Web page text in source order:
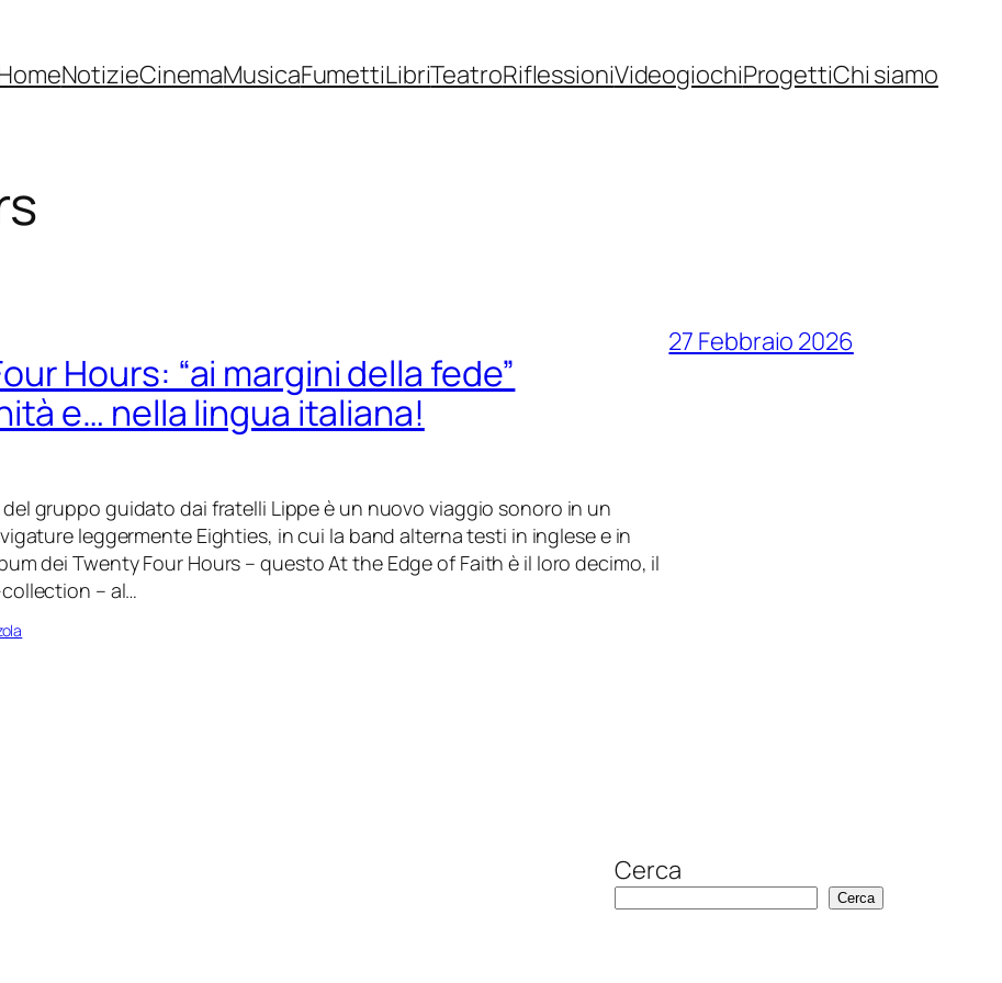
NotizieCinemaMusicaFumettiLibriTeatroRiflessioniVideogiochiProgettiChi siamo
Hours: “ai margini della fede”
e… nella lingua italiana!
gruppo guidato dai fratelli Lippe è un nuovo viaggio sonoro in un
leggermente Eighties, in cui la band alterna testi in inglese e in
dei Twenty Four Hours – questo At the Edge of Faith è il loro decimo, il
– al…
27 Febbraio 2026
Cerca
Cerca